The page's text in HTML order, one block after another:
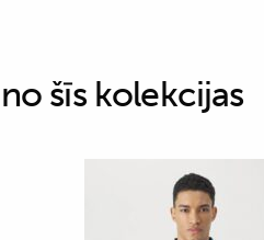
šīs kolekcijas